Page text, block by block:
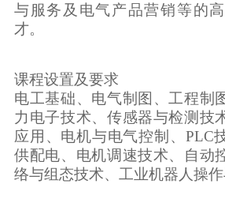
与服务及电气产品营销等的
才。
课程设置及要求
电工基础、电气制图、工程制
力电子技术、传感器与检测技
应用、电机与电气控制、PLC
供配电、电机调速技术、自动
络与组态技术、工业机器人操作